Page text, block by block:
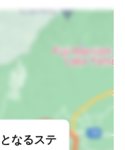
なるステ